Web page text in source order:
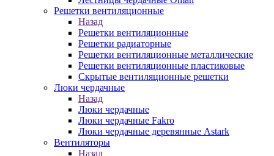
Решетки вентиляционные
Назад
Решетки вентиляционные
Решетки радиаторные
Решетки вентиляционные металлические
Решетки вентиляционные пластиковые
Скрытые вентиляционные решетки
Люки чердачные
Назад
Люки чердачные
Люки чердачные Fakro
Люки чердачные деревянные Astark
Вентиляторы
Назад